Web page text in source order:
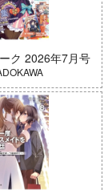
水瀬いの
ク 2026年7月号